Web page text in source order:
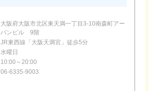
大阪府大阪市北区東天満一丁目3-10南森町アー
バンビル 9階
JR東西線「大阪天満宮」徒歩5分
水曜日
10:00～20:00
06-6335-9003